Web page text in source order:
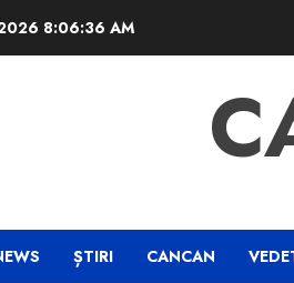
8:06:36 AM
ȘTIRI CANCAN